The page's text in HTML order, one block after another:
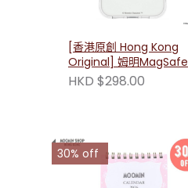
[香港原創 Hong Kong
Original] 姆明MagSafe
防摔手機殼（姆明書信）
HKD $298.00
30% off